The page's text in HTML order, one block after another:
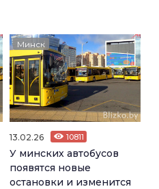
Минск
13.02.26 10811
У минских автобусов
появятся новые
остановки и изменится